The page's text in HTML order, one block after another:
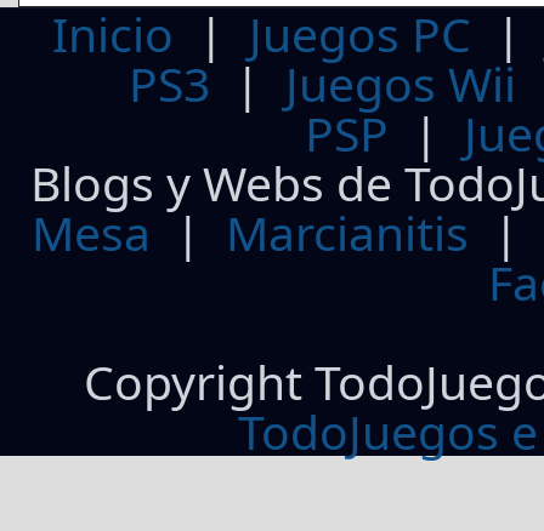
Inicio | Juegos PC
PS3| Juegos Wii
PSP |
Blogs y Webs de
Mesa | Marcianitis |
Copyright
TodoJuegos